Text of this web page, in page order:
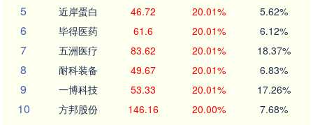
5 近岸蛋白 46.72 20.01% 5.62%
6 毕得医药 61.6 20.01% 6.12%
7 五洲医疗 83.62 20.01% 18.37%
8 耐科装备 49.67 20.01% 6.83%
9 一博科技 53.33 20.01% 17.26%
10 方邦股份 146.16 20.00% 7.68%